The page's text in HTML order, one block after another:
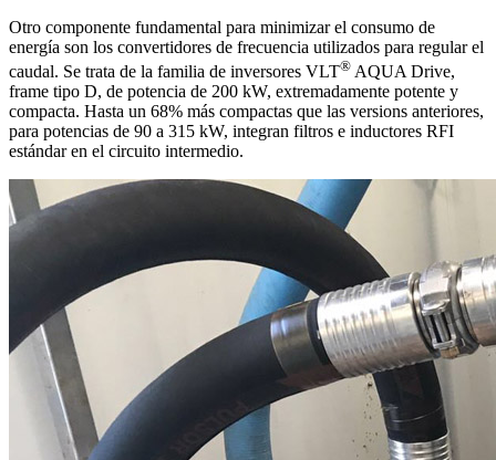
Otro componente fundamental para minimizar el consumo de
energía son los convertidores de frecuencia utilizados para regular el
caudal. Se trata de la familia de inversores VLT® AQUA Drive,
frame tipo D, de potencia de 200 kW, extremadamente potente y
compacta. Hasta un 68% más compactas que las versions anteriores,
para potencias de 90 a 315 kW, integran filtros e inductores RFI
estándar en el circuito intermedio.